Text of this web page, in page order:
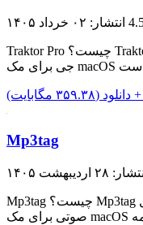
انتشار: ۰۲ خرداد ۱۴۰۵
Traktor Pro چیست؟ Traktor Pro یکی از برنامه‌های مطرح دی
مگابایت)
Mp3tag
انتشار: ۲۸ اردیبهشت ۱۴۰۵
Mp3tag چیست؟ Mp3tag یکی از برنامه‌های مطرح ویرایش فایل